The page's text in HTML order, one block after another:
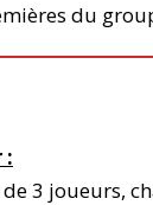
du
:
3 joueurs,